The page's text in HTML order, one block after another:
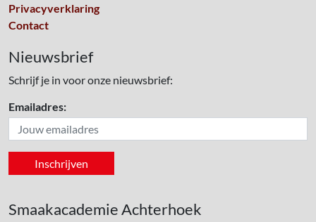
Privacyverklaring
Contact
Nieuwsbrief
Schrijf je in voor onze nieuwsbrief:
Emailadres:
Smaakacademie Achterhoek